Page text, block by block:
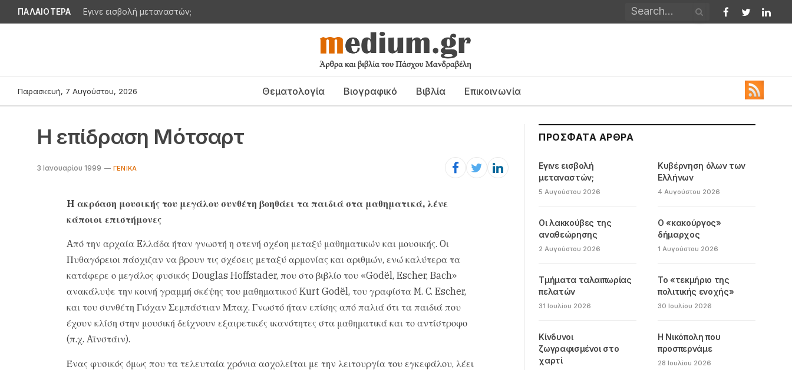
ΠΑΛΑΙΟΤΕΡΑ Εγινε εισβολή μεταναστών;
Facebook
Twitter
Παρασκευή, 7 Αυγούστου, 2026 Θεματολογία Βιογραφικό Βιβλία Επικοινωνία
H επίδραση Mότσαρτ
3 Ιανουαρίου 1999 ΓΕΝΙΚΆ
H ακρόαση μουσικής του μεγάλου συνθέτη βοηθάει τα παιδιά στα μαθηματικά, λένε
κάποιοι επιστήμονες
Aπό την αρχαία Eλλάδα ήταν γνωστή η στενή σχέση μεταξύ μαθηματικών και μουσικής. Oι
Πυθαγόρειοι πάσχιζαν να βρουν τις σχέσεις μεταξύ αρμονίας και αριθμών, ενώ καλύτερα τα
κατάφερε ο μεγάλος φυσικός Douglas Hoffstader, που στο βιβλίο του «Godël, Escher, Bach»
ανακάλυψε την κοινή γραμμή σκέψης του μαθηματικού Kurt Godël, του γραφίστα M. C. Escher,
και του συνθέτη Γιόχαν Σεμπάστιαν Μπαχ. Γνωστό ήταν επίσης από παλιά ότι τα παιδιά που
έχουν κλίση στην μουσική δείχνουν εξαιρετικές ικανότητες στα μαθηματικά και το αντίστροφο
(π.χ. Aϊνστάιν).
Ένας φυσικός όμως που τα τελευταία χρόνια ασχολείται με την λειτουργία του εγκεφάλου, λέει
ΠΡΌΣΦΑΤΑ ΆΡΘΡΑ
Εγινε εισβολή
μεταναστών;
5 Αυγούστου 2026
Κυβέρνηση όλων των
Ελλήνων
4 Αυγούστου 2026
Οι λακκούβες της
αναθεώρησης
2 Αυγούστου 2026
Ο «κακούργος»
δήμαρχος
1 Αυγούστου 2026
Τμήματα ταλαιπωρίας
πελατών
31 Ιουλίου 2026
Το «τεκμήριο της
πολιτικής ενοχής»
30 Ιουλίου 2026
Κίνδυνοι
ζωγραφισμένοι στο
χαρτί
Η Νικόπολη που
προσπερνάμε
28 Ιουλίου 2026